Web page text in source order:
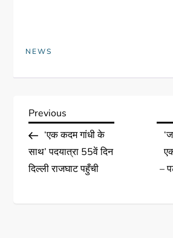
NEWS
Previous
‘एक कदम गांधी के
साथ’ पदयात्रा 55वें दिन
दिल्ली राजघाट पहुँची
–